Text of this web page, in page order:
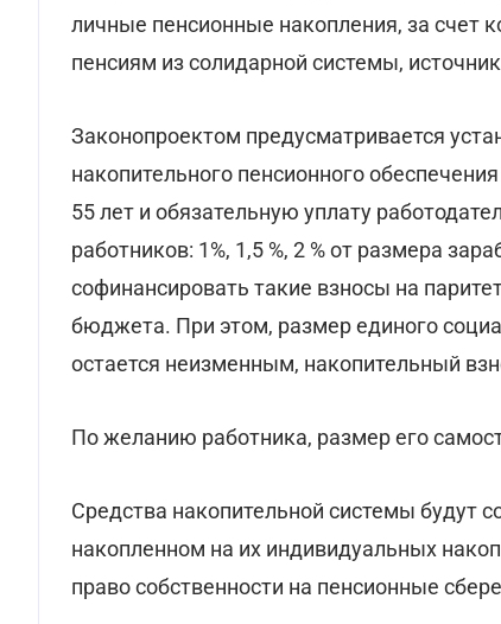
личные пенсионные накопления, за счет
пенсиям из солидарной системы,
Законопроектом предусматривается
накопительного пенсионного
55 лет и обязательную уплату
работников: 1%, 1,5 %, 2 % от размера
софинансировать такие взносы на
бюджета. При этом, размер единого
остается неизменным, накопительный
По желанию работника, размер его
Средства накопительной системы будут
накопленном на их индивидуальных
право собственности на пенсионные